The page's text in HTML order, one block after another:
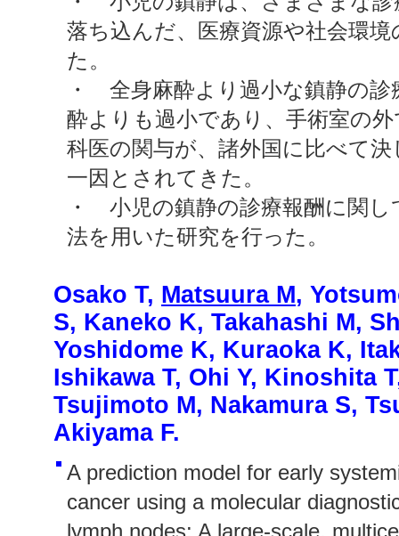
落ち込んだ、医療資源や社会環
た。
・ 全身麻酔より過小な鎮静の診
酔よりも過小であり、手術室の
科医の関与が、諸外国に比べて
一因とされてきた。
・ 小児の鎮静の診療報酬に関し
法を用いた研究を行った。
Osako T, Matsuura M,
S, Kaneko K, Takahashi M,
Yoshidome K, Kuraoka K,
Ishikawa T, Ohi Y, Kinoshita
Tsujimoto M, Nakamura S,
Akiyama F.
A prediction model for early
cancer using a molecular
lymph nodes: A large-scale,